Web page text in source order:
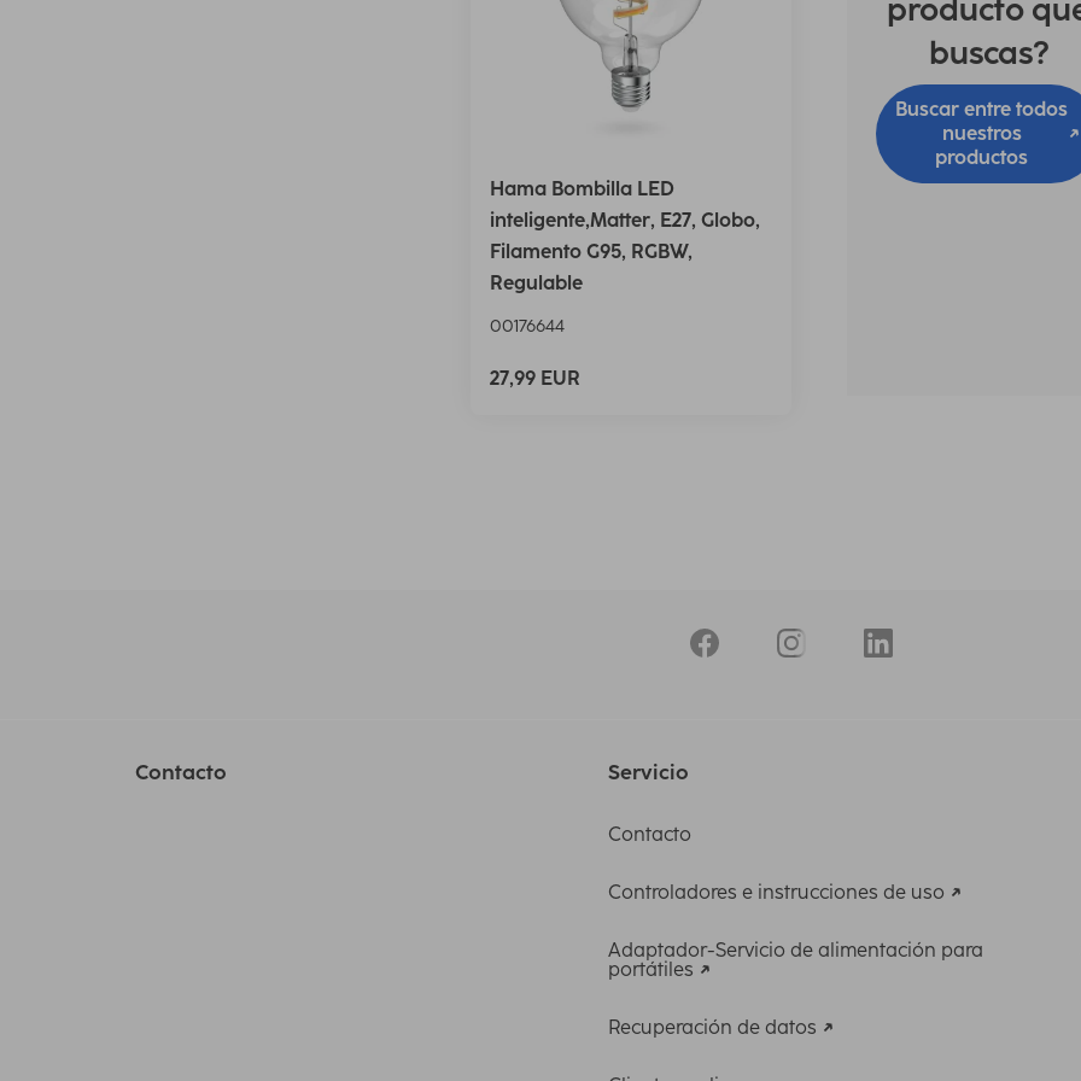
Hama Bombilla LED
inteligente,Matter, E27, Globo,
Filamento G95, RGBW,
Regulable
00176644
27,99 EUR
producto
buscas?
Buscar entre todos
nuestros
productos
Contacto Servicio
Contacto
Controladores e instrucciones de uso
Adaptador-Servicio de alimentación para
portátiles
Recuperación de datos